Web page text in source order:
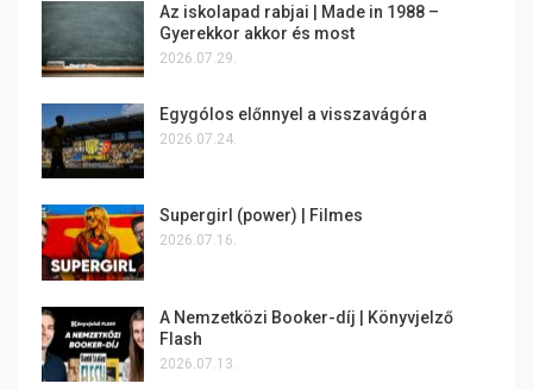
Az iskolapad rabjai | Made in 1988 –
Gyerekkor akkor és most
2026.07.29.
Egygólos előnnyel a visszavágóra
2026.07.24.
Supergirl (power) | Filmes
2026.07.16.
A Nemzetközi Booker-díj | Könyvjelző
Flash
2026.07.13.